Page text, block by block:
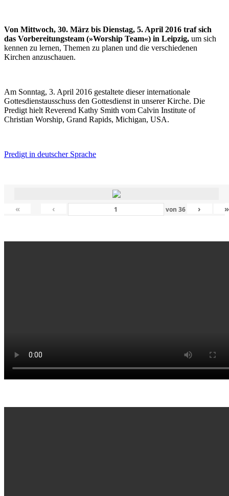
Von Mittwoch, 30. März bis Dienstag, 5. April 2016 traf sich
das Vorbereitungsteam (»Worship Team«) in Leipzig, um sich
kennen zu lernen, Themen zu planen und die verschiedenen
Kirchen anzuschauen.
Am Sonntag, 3. April 2016 gestaltete dieser internationale
Gottesdienstausschuss den Gottesdienst in unserer Kirche. Die
Predigt hielt Reverend Kathy Smith vom Calvin Institute of
Christian Worship, Grand Rapids, Michigan, USA.
Predigt in deutscher Sprache
« ‹ von 36 › »